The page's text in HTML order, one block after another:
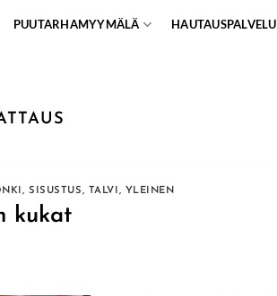
PUUTARHAMYYMÄLÄ HAUTAUSPALVELU
,SISUSTUS, TALVI , YLEINEN
kukat